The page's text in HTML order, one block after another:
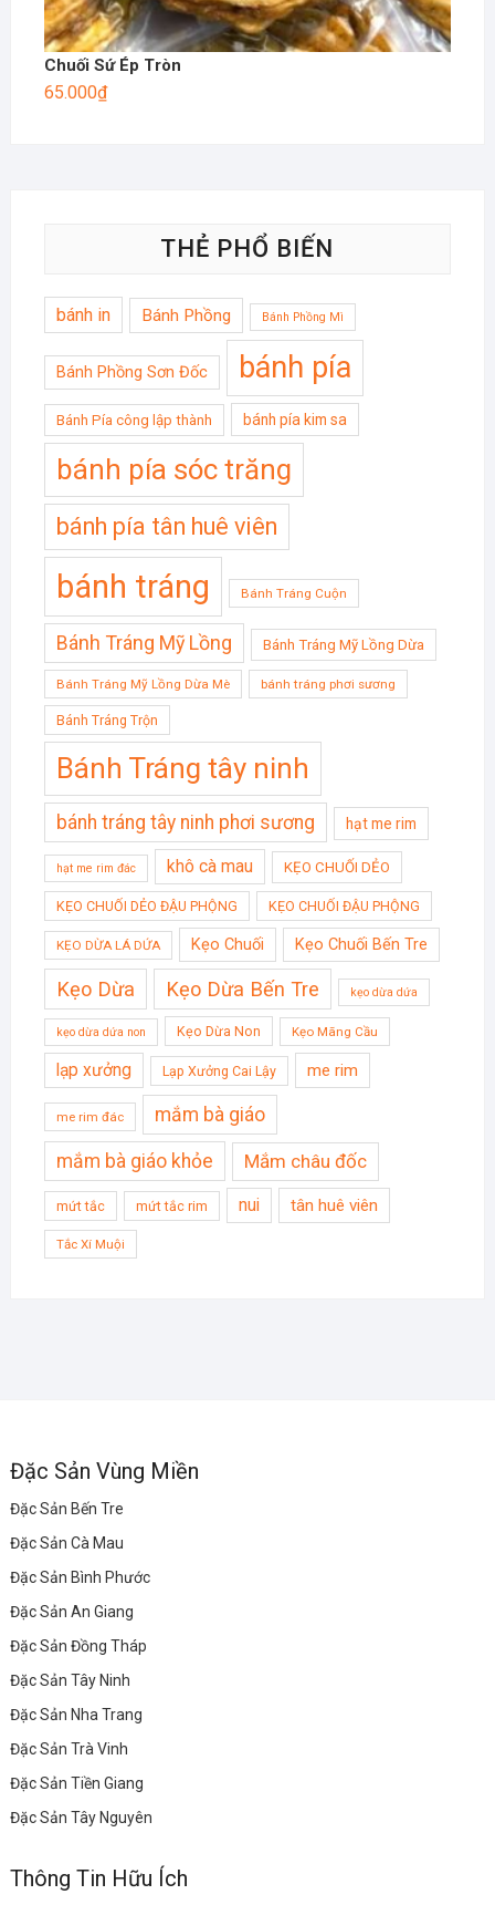
Chuối Sứ Ép Tròn
65.000₫
THẺ PHỔ BIẾN
bánh in Bánh Phồng Bánh Phồng Mì
Bánh Phồng Sơn Đốc bánh pía
Bánh Pía công lập thành bánh pía kim sa
bánh pía sóc trăng
bánh pía tân huê viên
bánh tráng Bánh Tráng Cuộn
Bánh Tráng Mỹ Lồng Bánh Tráng Mỹ Lồng Dừa
Bánh Tráng Mỹ Lồng Dừa Mè bánh tráng phơi sương
Bánh Tráng Trộn
Bánh Tráng tây ninh
bánh tráng tây ninh phơi sương hạt me rim
hạt me rim đác khô cà mau KẸO CHUỐI DẺO
KẸO CHUỐI DẺO ĐẬU PHỘNG KẸO CHUỐI ĐẬU PHỘNG
KẸO DỪA LÁ DỨA Kẹo Chuối Kẹo Chuối Bến Tre
Kẹo Dừa Kẹo Dừa Bến Tre kẹo dừa dứa
kẹo dừa dứa non Kẹo Dừa Non Kẹo Mãng Cầu
lạp xưởng Lạp Xưởng Cai Lậy me rim
me rim đác mắm bà giáo
mắm bà giáo khỏe Mắm châu đốc
mứt tắc mứt tắc rim nui tân huê viên
Tắc Xí Muội
Đặc Sản Vùng Miền
Đặc Sản Bến Tre
Đặc Sản Cà Mau
Đặc Sản Bình Phước
Đặc Sản An Giang
Đặc Sản Đồng Tháp
Đặc Sản Tây Ninh
Đặc Sản Nha Trang
Đặc Sản Trà Vinh
Đặc Sản Tiền Giang
Đặc Sản Tây Nguyên
Thông Tin Hữu Ích